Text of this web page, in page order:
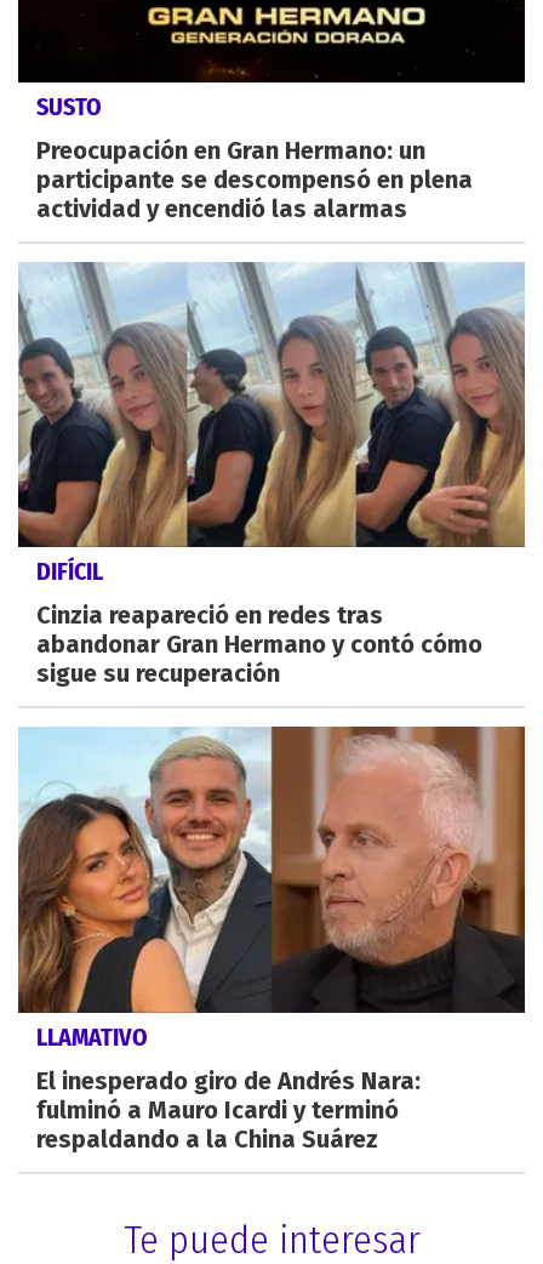
SUSTO
Preocupación en Gran Hermano: un
participante se descompensó en plena
actividad y encendió las alarmas
DIFÍCIL
Cinzia reapareció en redes tras
abandonar Gran Hermano y contó cómo
sigue su recuperación
LLAMATIVO
El inesperado giro de Andrés Nara:
fulminó a Mauro Icardi y terminó
respaldando a la China Suárez
Te puede interesar